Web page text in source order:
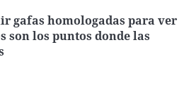
gafas homologadas para ver
son los puntos donde las